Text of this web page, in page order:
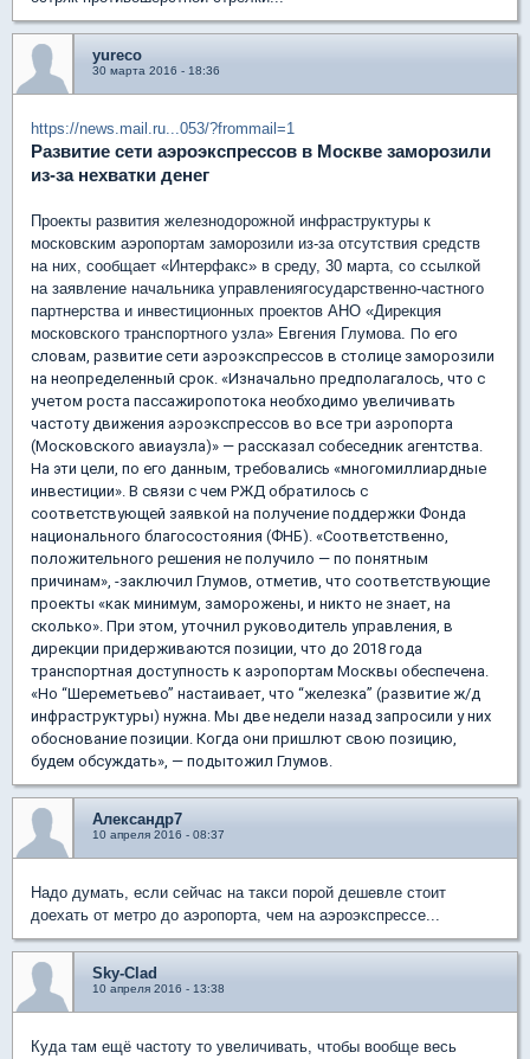
yureco
30 марта 2016 - 18:36
https://news.mail.ru...053/?frommail=1
Развитие сети аэроэкспрессов в Москве заморозили
из-за нехватки денег
Проекты развития железнодорожной инфраструктуры к
московским аэропортам заморозили из-за отсутствия средств
на них, сообщает «Интерфакс» в среду, 30 марта, со ссылкой
на заявление начальника управлениягосударственно-частного
партнерства и инвестиционных проектов АНО «Дирекция
московского транспортного узла» Евгения Глумова. По его
словам, развитие сети аэроэкспрессов в столице заморозили
на неопределенный срок. «Изначально предполагалось, что с
учетом роста пассажиропотока необходимо увеличивать
частоту движения аэроэкспрессов во все три аэропорта
(Московского авиаузла)» — рассказал собеседник агентства.
На эти цели, по его данным, требовались «многомиллиардные
инвестиции». В связи с чем РЖД обратилось с
соответствующей заявкой на получение поддержки Фонда
национального благосостояния (ФНБ). «Соответственно,
положительного решения не получило — по понятным
причинам», -заключил Глумов, отметив, что соответствующие
проекты «как минимум, заморожены, и никто не знает, на
сколько». При этом, уточнил руководитель управления, в
дирекции придерживаются позиции, что до 2018 года
транспортная доступность к аэропортам Москвы обеспечена.
«Но “Шереметьево” настаивает, что “железка” (развитие ж/д
инфраструктуры) нужна. Мы две недели назад запросили у них
обоснование позиции. Когда они пришлют свою позицию,
будем обсуждать», — подытожил Глумов.
Александр7
10 апреля 2016 - 08:37
Надо думать, если сейчас на такси порой дешевле стоит
доехать от метро до аэропорта, чем на аэроэкспрессе...
Sky-Clad
10 апреля 2016 - 13:38
Куда там ещё частоту то увеличивать, чтобы вообще весь